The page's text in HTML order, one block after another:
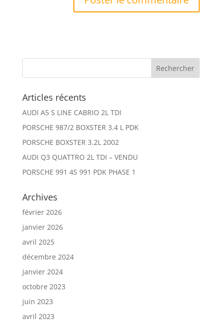
Articles récents
AUDI A5 S LINE CABRIO 2L TDI
PORSCHE 987/2 BOXSTER 3.4 L PDK
PORSCHE BOXSTER 3.2L 2002
AUDI Q3 QUATTRO 2L TDI – VENDU
PORSCHE 991 4S 991 PDK PHASE 1
Archives
février 2026
janvier 2026
avril 2025
décembre 2024
janvier 2024
octobre 2023
juin 2023
avril 2023